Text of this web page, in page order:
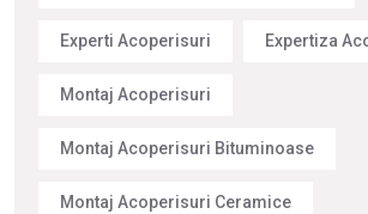
Experti Acoperisuri Expertiza
Montaj Acoperisuri
Montaj Acoperisuri Bituminoase
Montaj Acoperisuri Ceramice